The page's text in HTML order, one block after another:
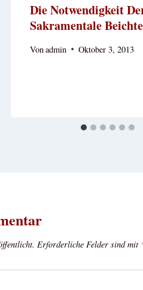
Die Notwendigkeit
Sakramentale Beichte
Vonadmin Oktober 3, 2013
Erforderliche Felder sind mit